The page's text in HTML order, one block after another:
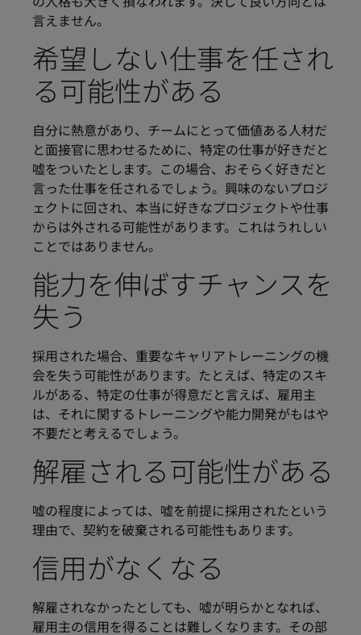
言えません。
希望しない仕事を任され
る可能性がある
自分に熱意があり、チームにとって価値ある人材だ
と面接官に思わせるために、特定の仕事が好きだと
嘘をついたとします。この場合、おそらく好きだと
言った仕事を任されるでしょう。興味のないプロジ
ェクトに回され、本当に好きなプロジェクトや仕事
からは外される可能性があります。これはうれしい
ことではありません。
能力を伸ばすチャンスを
失う
採用された場合、重要なキャリアトレーニングの機
会を失う可能性があります。たとえば、特定のスキ
ルがある、特定の仕事が得意だと言えば、雇用主
は、それに関するトレーニングや能力開発がもはや
不要だと考えるでしょう。
解雇される可能性がある
嘘の程度によっては、嘘を前提に採用されたという
理由で、契約を破棄される可能性もあります。
信用がなくなる
解雇されなかったとしても、嘘が明らかとなれば、
雇用主の信用を得ることは難しくなります。その部